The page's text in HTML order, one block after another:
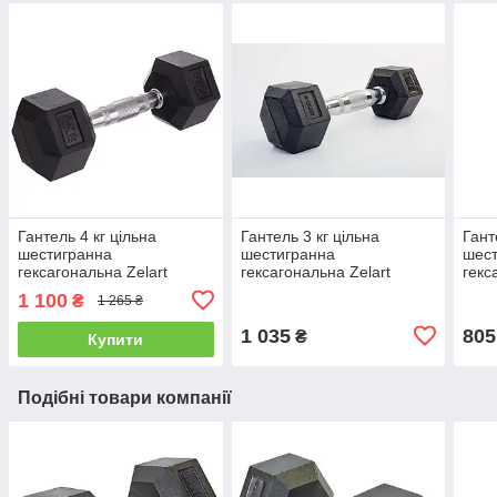
Гантель 4 кг цільна
шестигранна
гексагональна Zelart
1 100 ₴ 1 265 ₴
Купити
Гантель 3 кг цільна
шестигранна
гексагональна Zelart
1 035₴ 805
Подібні товари компанії